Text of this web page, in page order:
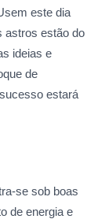
este dia
astros estão do
ideias e
de
estará
se sob boas
de energia e